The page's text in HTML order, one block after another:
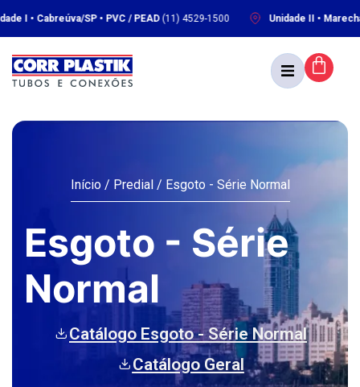
SP • PVC / PEAD(11) 4529-1500 Unidade II • Marechal
Início/ Predial / Esgoto - Série Normal
Esgoto - Série
Normal
Catálogo Esgoto - Série Normal
Catálogo Geral